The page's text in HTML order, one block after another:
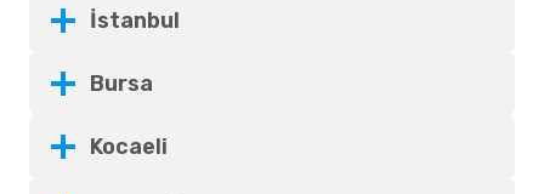
İstanbul
Bursa
Kocaeli